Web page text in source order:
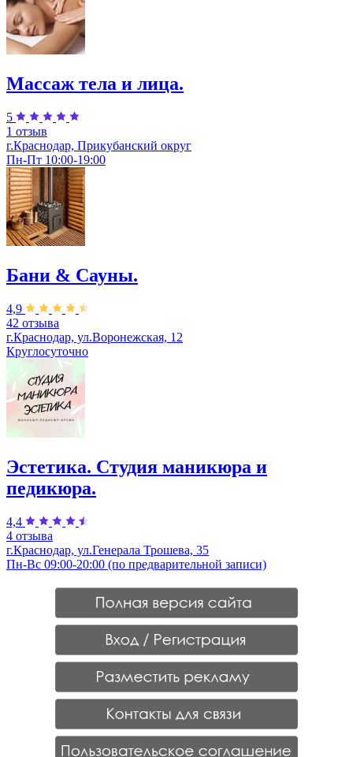
Массаж тела и лица.
5
1 отзыв
г.Краснодар, Прикубанский округ
Пн-Пт 10:00-19:00
Бани & Сауны.
4,9
42 отзыва
г.Краснодар, ул.Воронежская, 12
Круглосуточно
Эстетика. Студия маникюра и
педикюра.
4,4
4 отзыва
г.Краснодар, ул.Генерала Трошева, 35
Пн-Вс 09:00-20:00 (по предварительной записи)